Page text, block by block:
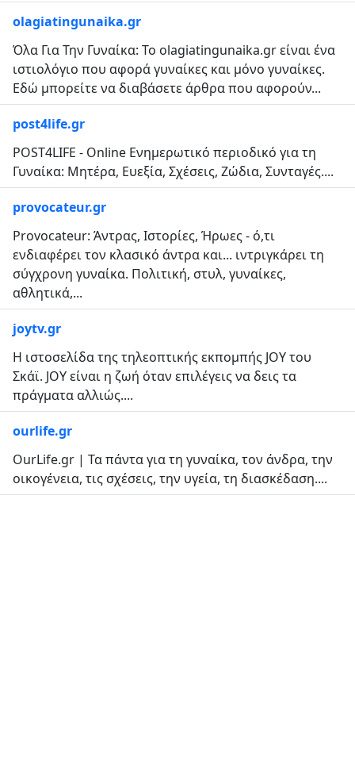
olagiatingunaika.gr
Όλα Για Την Γυναίκα: Το olagiatingunaika.gr είναι ένα
ιστιολόγιο που αφορά γυναίκες και μόνο γυναίκες.
Εδώ μπορείτε να διαβάσετε άρθρα που αφορούν...
post4life.gr
POST4LIFE - Online Ενημερωτικό περιοδικό για τη
Γυναίκα: Μητέρα, Ευεξία, Σχέσεις, Ζώδια, Συνταγές....
provocateur.gr
Provocateur: Άντρας, Ιστορίες, Ήρωες - ό,τι
ενδιαφέρει τον κλασικό άντρα και... ιντριγκάρει τη
σύγχρονη γυναίκα. Πολιτική, στυλ, γυναίκες,
αθλητικά,...
joytv.gr
Η ιστοσελίδα της τηλεοπτικής εκπομπής JOY του
Σκάϊ. JOY είναι η ζωή όταν επιλέγεις να δεις τα
πράγματα αλλιώς....
ourlife.gr
OurLife.gr | Τα πάντα για τη γυναίκα, τον άνδρα, την
οικογένεια, τις σχέσεις, την υγεία, τη διασκέδαση....